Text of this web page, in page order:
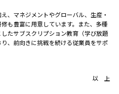
、マネジメントやグローバル、生産・
も豊富に用意しています。また、多種
たサブスクリプション教育（学び放題
、前向きに挑戦を続ける従業員をサポ
以 上